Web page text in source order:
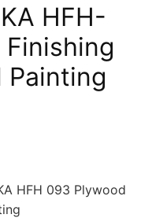
HFH-
Painting
HFH 093 Plywood